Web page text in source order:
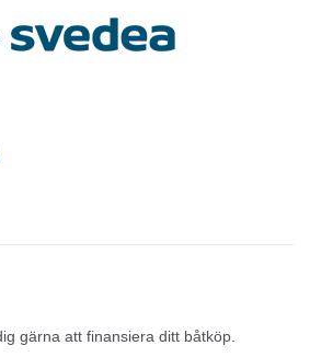
gärna att finansiera ditt båtköp.